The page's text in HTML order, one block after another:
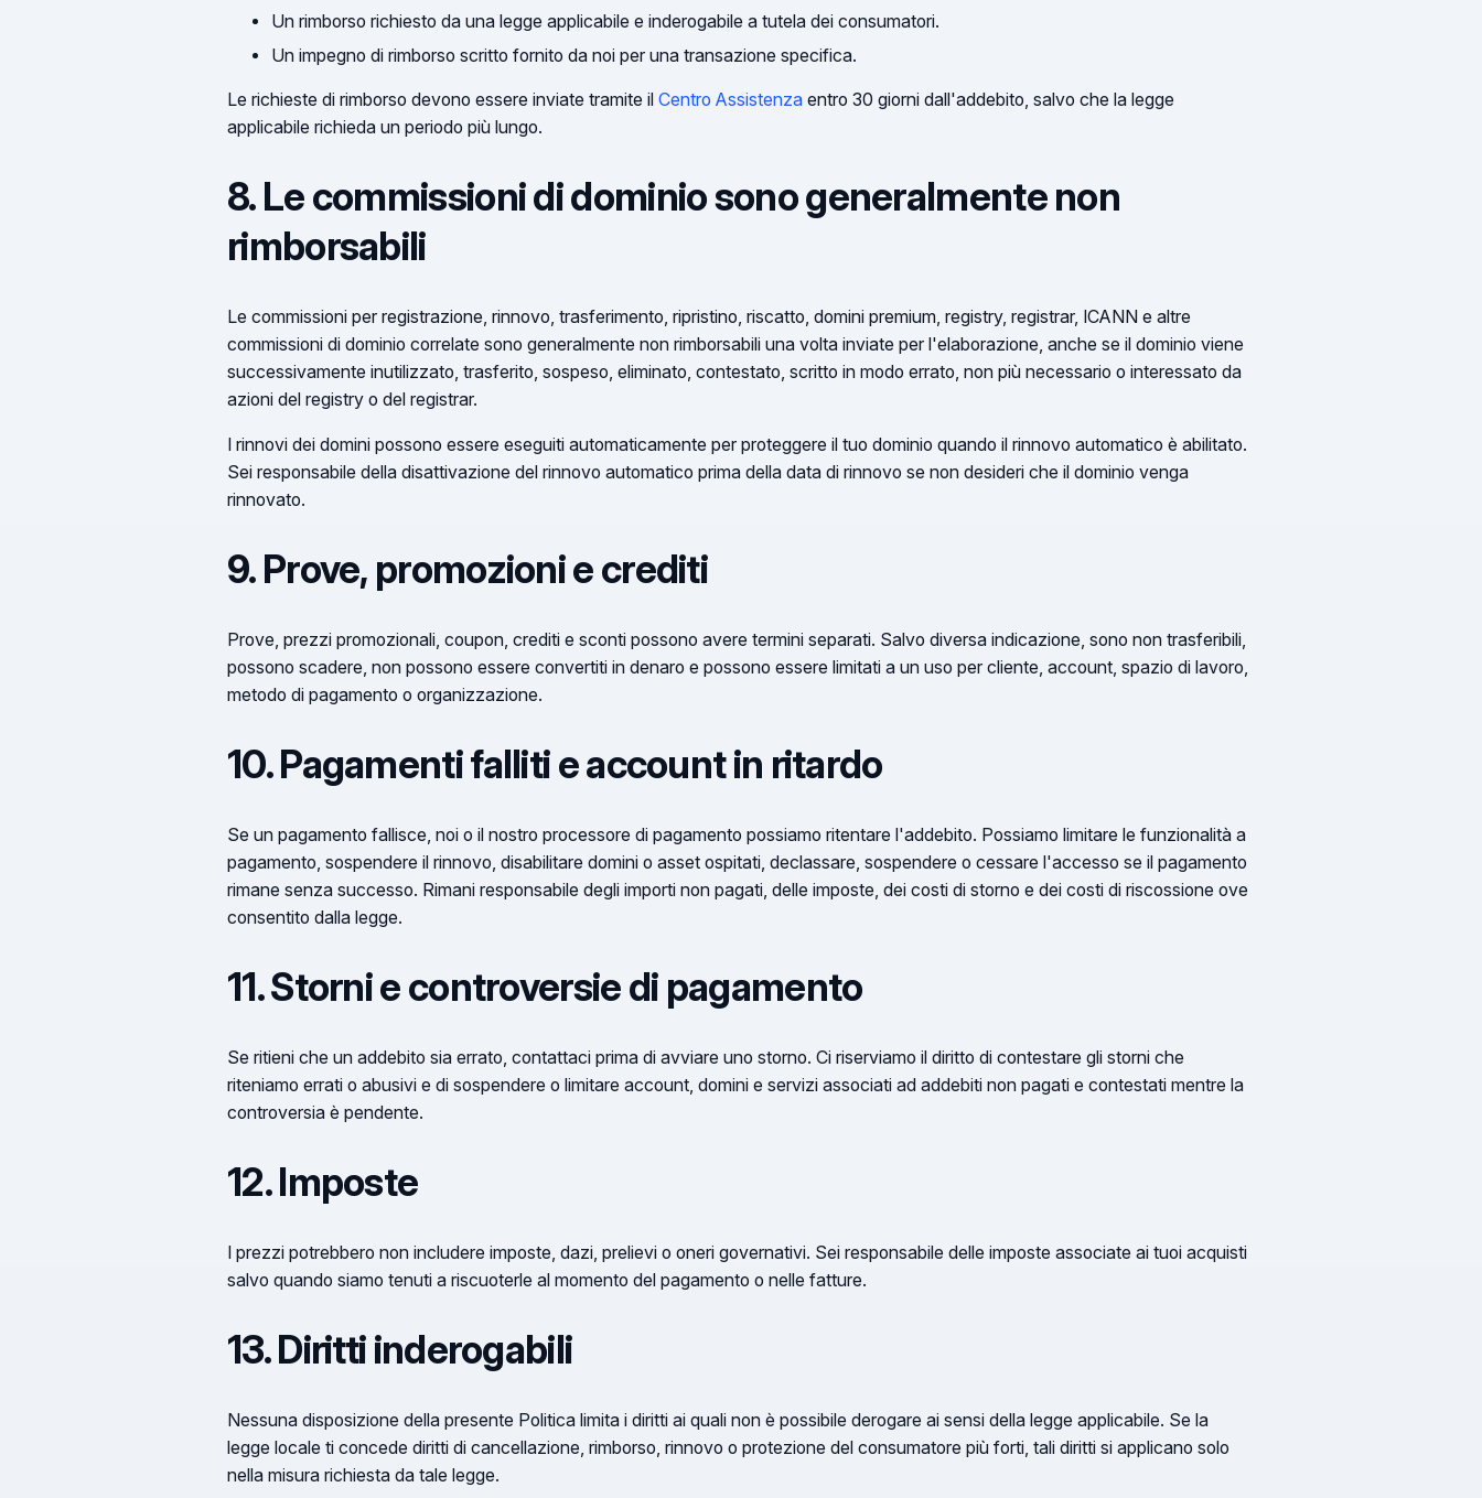
Un rimborso richiesto da una legge applicabile e inderogabile a tutela dei consumatori.
Un impegno di rimborso scritto fornito da noi per una transazione specifica.
Le richieste di rimborso devono essere inviate tramite il Centro Assistenza entro 30 giorni dall'addebito, salvo che la legge
applicabile richieda un periodo più lungo.
8. Le commissioni di dominio sono generalmente non
rimborsabili
Le commissioni per registrazione, rinnovo, trasferimento, ripristino, riscatto, domini premium, registry, registrar, ICANN e altre
commissioni di dominio correlate sono generalmente non rimborsabili una volta inviate per l'elaborazione, anche se il dominio viene
successivamente inutilizzato, trasferito, sospeso, eliminato, contestato, scritto in modo errato, non più necessario o interessato da
azioni del registry o del registrar.
I rinnovi dei domini possono essere eseguiti automaticamente per proteggere il tuo dominio quando il rinnovo automatico è abilitato.
Sei responsabile della disattivazione del rinnovo automatico prima della data di rinnovo se non desideri che il dominio venga
rinnovato.
9. Prove, promozioni e crediti
Prove, prezzi promozionali, coupon, crediti e sconti possono avere termini separati. Salvo diversa indicazione, sono non trasferibili,
possono scadere, non possono essere convertiti in denaro e possono essere limitati a un uso per cliente, account, spazio di lavoro,
metodo di pagamento o organizzazione.
10. Pagamenti falliti e account in ritardo
Se un pagamento fallisce, noi o il nostro processore di pagamento possiamo ritentare l'addebito. Possiamo limitare le funzionalità a
pagamento, sospendere il rinnovo, disabilitare domini o asset ospitati, declassare, sospendere o cessare l'accesso se il pagamento
rimane senza successo. Rimani responsabile degli importi non pagati, delle imposte, dei costi di storno e dei costi di riscossione ove
consentito dalla legge.
11. Storni e controversie di pagamento
Se ritieni che un addebito sia errato, contattaci prima di avviare uno storno. Ci riserviamo il diritto di contestare gli storni che
riteniamo errati o abusivi e di sospendere o limitare account, domini e servizi associati ad addebiti non pagati e contestati mentre la
controversia è pendente.
12. Imposte
I prezzi potrebbero non includere imposte, dazi, prelievi o oneri governativi. Sei responsabile delle imposte associate ai tuoi acquisti
salvo quando siamo tenuti a riscuoterle al momento del pagamento o nelle fatture.
13. Diritti inderogabili
Nessuna disposizione della presente Politica limita i diritti ai quali non è possibile derogare ai sensi della legge applicabile. Se la
legge locale ti concede diritti di cancellazione, rimborso, rinnovo o protezione del consumatore più forti, tali diritti si applicano solo
nella misura richiesta da tale legge.